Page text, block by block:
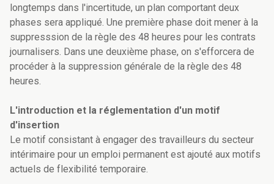
longtemps dans l'incertitude, un plan comportant deux
phases sera appliqué. Une première phase doit mener à la
suppresssion de la règle des 48 heures pour les contrats
journalisers. Dans une deuxième phase, on s'efforcera de
procéder à la suppression générale de la règle des 48
heures.
L'introduction et la réglementation d'un motif
d'insertion
Le motif consistant à engager des travailleurs du secteur
intérimaire pour un emploi permanent est ajouté aux motifs
actuels de flexibilité temporaire.